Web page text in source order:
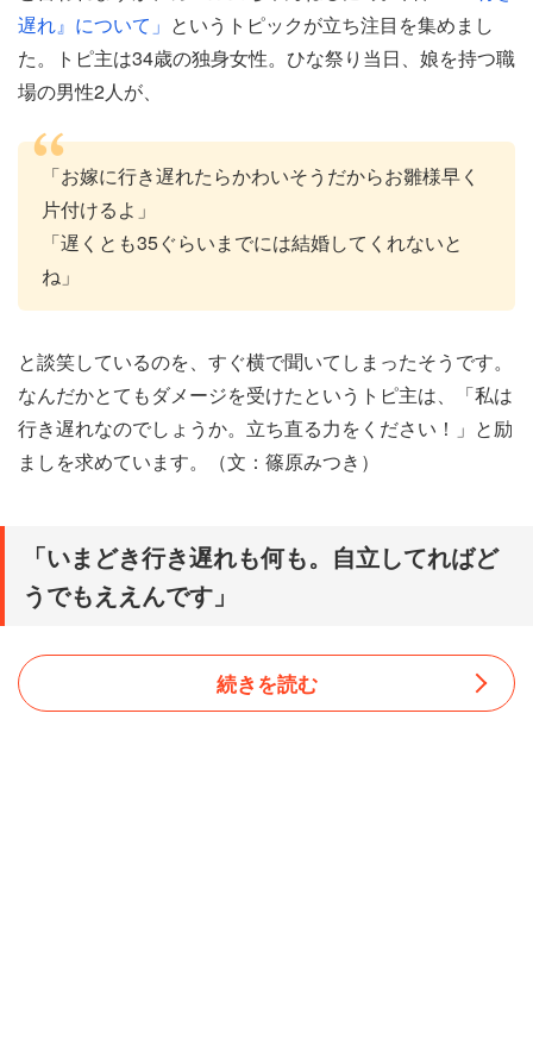
遅れ』について」 というトピックが立ち注目を集めまし
た。トピ主は34歳の独身女性。ひな祭り当日、娘を持つ職
場の男性2人が、
「お嫁に行き遅れたらかわいそうだからお雛様早く
片付けるよ」
「遅くとも35ぐらいまでには結婚してくれないと
ね」
と談笑しているのを、すぐ横で聞いてしまったそうです。
なんだかとてもダメージを受けたというトピ主は、「私は
行き遅れなのでしょうか。立ち直る力をください！」と励
ましを求めています。（文：篠原みつき）
「いまどき行き遅れも何も。自立してればど
うでもええんです」
続きを読む